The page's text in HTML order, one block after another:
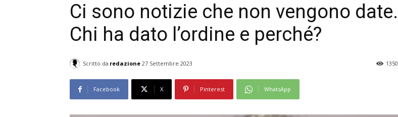
Ci sono notizie che non vengono date.
Chi ha dato l’ordine e perché?
Scritto da redazione 27 Settembre 2023 1350
Facebook X Pinterest WhatsApp